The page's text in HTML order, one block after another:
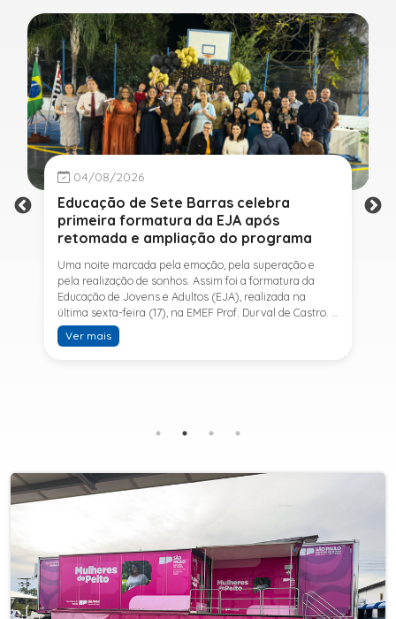
04/08/2026
Educação de Sete Barras celebra
primeira formatura da EJA após
retomada e ampliação do programa
Uma noite marcada pela emoção, pela superação e
pela realização de sonhos. Assim foi a formatura da
Educação de Jovens e Adultos (EJA), realizada na
última sexta-feira (17), na EMEF Prof. Durval de Castro. A
cerimônia celebrou a conclusão dos estudos de 53
alunos e entrou para a história ao marcar a primeira
SESI, ampliando o acesso à educação e oferecendo uma
retomar os estudos.A última turma da Educação de
Jovens e Adultos formada pelo município foi em 2016,
oferecida em Sete Barras e, a partir de agosto de 2025,
passou por uma importante ampliação. Em parceria
com o SESI, a Prefeitura passou a disponibilizar também
o Ensino Fundamental II (6º ao 9º ano) e o Ensino
Médio, ampliando significativamente as oportunidades
para que jovens e adultos concluam sua formação.A
Ver mais